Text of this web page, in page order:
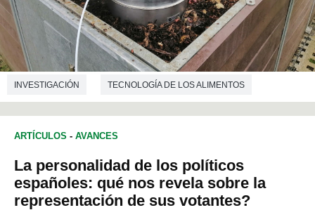
INVESTIGACIÓN TECNOLOGÍA DE LOS ALIMENTOS
INGENIERÍA QUÍMICA
ARTÍCULOS - AVANCES
La personalidad de los políticos
españoles: qué nos revela sobre la
representación de sus votantes?